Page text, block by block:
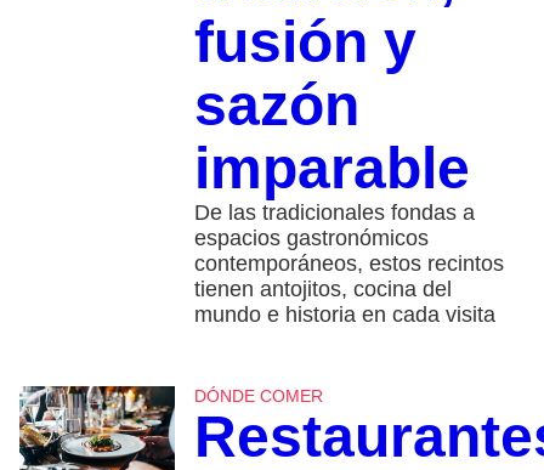
fusión y
sazón
imparable
De las tradicionales fondas a
espacios gastronómicos
contemporáneos, estos recintos
tienen antojitos, cocina del
mundo e historia en cada visita
DÓNDE COMER